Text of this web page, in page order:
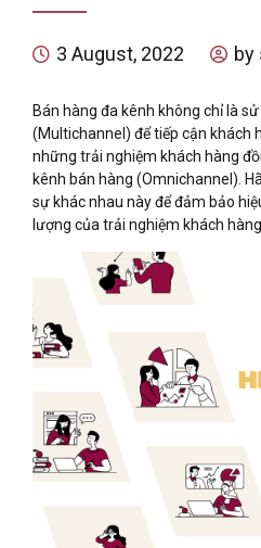
3 August, 2022 by
Bán hàng đa kênh không chỉ là
(Multichannel) để tiếp cận khách
những trải nghiệm khách hàng
kênh bán hàng (Omnichannel).
sự khác nhau này để đảm bảo
lượng của trải nghiệm khách hàng.